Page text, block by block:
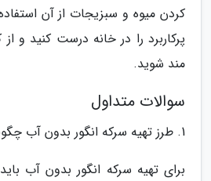
کردن میوه و سبزیجات از آن
پرکاربرد را در خانه درست کنید و
مند شوید.
سوالات متداول
1. طرز تهیه سرکه انگور بدون آب چگونه است؟
برای تهیه سرکه انگور بدون آب